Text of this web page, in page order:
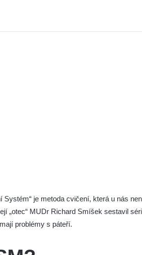
Systém“ je metoda cvičení, která u nás
„otec“ MUDr Richard Smíšek sestavil
problémy s páteří.